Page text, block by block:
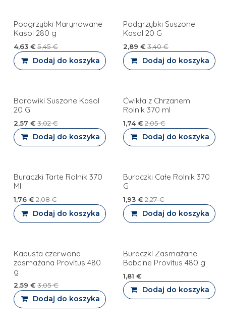
Podgrzybki Marynowane
Kasol 280 g
4,63 €5,45€
Dodaj do koszyka
Podgrzybki Suszone
Kasol 20 G
2,89 €3,40€
Dodaj do koszyka
Borowiki Suszone Kasol
20 G
2,57 €3,02€
Dodaj do koszyka
Ćwikła z Chrzanem
Rolnik 370 ml
1,74€2,05€
Dodaj do koszyka
Buraczki Tarte Rolnik 370
Ml
1,76 €2,08€
Dodaj do koszyka
Buraczki Całe Rolnik 370
G
1,93€2,27€
Dodaj do koszyka
Kapusta czerwona
zasmażana Provitus 480
g
2,59 €3,05€
Dodaj do koszyka
PROMOCJA
Buraczki Zasmażane
Babcine Provitus 480 g
1,81 €
Dodaj do koszyka